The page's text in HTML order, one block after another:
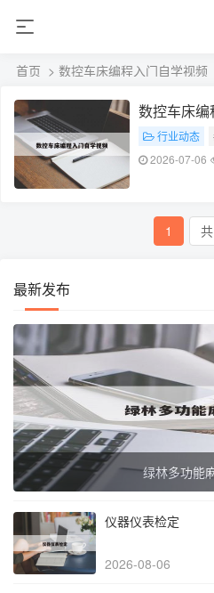
首页 > 数控车床编程入门自学视频
数控车床
行业动态
2026-07-06
1
最新发布
绿林多功能
仪器仪表检定
2026-08-06